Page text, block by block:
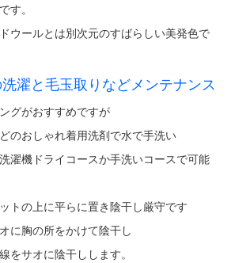
す。
ウールとは別次元のすばらしい美発色で
濯と毛玉取りなどメンテナンス
グがおすすめですが
のおしゃれ着用洗剤で水で手洗い
濯機ドライコースか手洗いコースで可能
トの上に平らに置き陰干し厳守です
に胸の所をかけて陰干し
をサオに陰干しします。